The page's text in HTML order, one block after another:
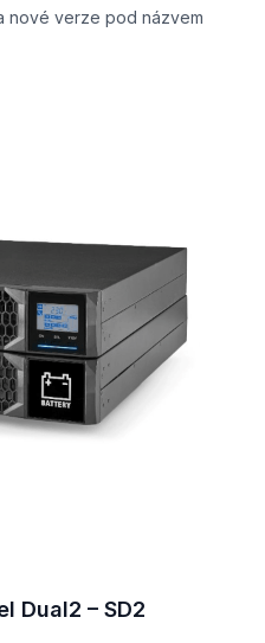
nové verze pod názvem
Dual2 – SD2